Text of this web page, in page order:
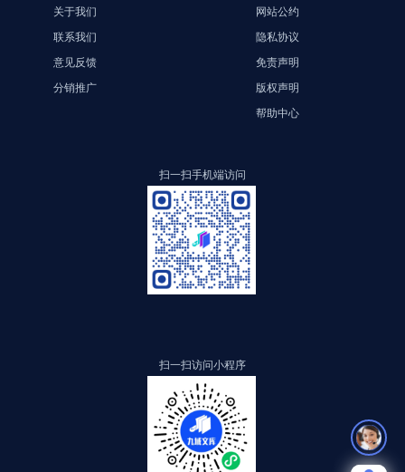
关于我们
联系我们
意见反馈
分销推广
网站公约
隐私协议
免责声明
版权声明
帮助中心
扫一扫手机端访问
扫一扫访问小程序